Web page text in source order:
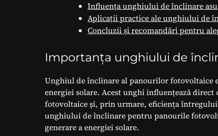
Influența unghiului de înclinare
Aplicații practice ale unghiului de
Concluzii și recomandări pentru
Importanța unghiului de
Unghiul de înclinare al panourilor fotovoltaice
energiei solare. Acest unghi influențează
fotovoltaice și, prin urmare, eficiența
unghiului de înclinare pentru panourile
generare a energiei solare.